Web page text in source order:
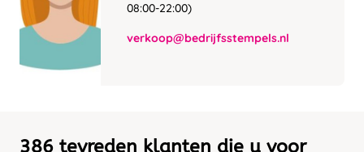
08:00-22:00)
verkoop@bedrijfsstempels.nl
386 tevreden klanten die u voor